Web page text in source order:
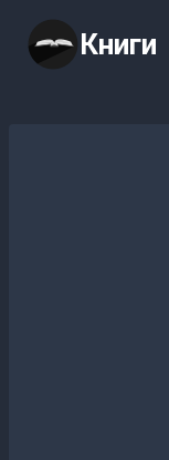
содержимому
Книги